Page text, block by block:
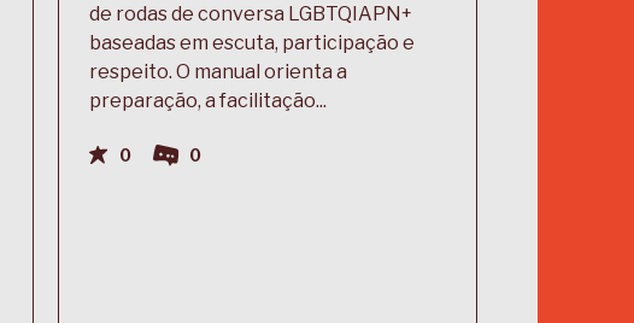
de rodas de conversa LGBTQIAPN+
baseadas em escuta, participação e
respeito. O manual orienta a
preparação, a facilitação...
0 0